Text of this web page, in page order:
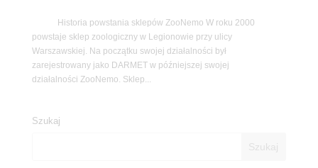
Historia powstania sklepów ZooNemo W roku 2000
powstaje sklep zoologiczny w Legionowie przy ulicy
Warszawskiej. Na początku swojej działalności był
zarejestrowany jako DARMET w późniejszej swojej
działalności ZooNemo. Sklep...
Szukaj